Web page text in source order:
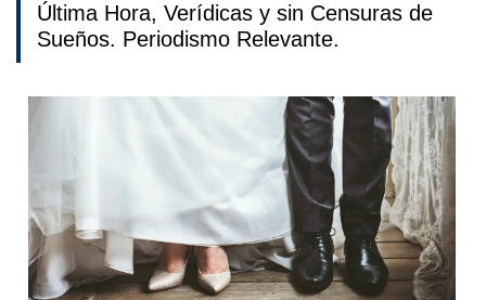
Última Hora, Verídicas y sin Censuras de
Sueños. Periodismo Relevante.